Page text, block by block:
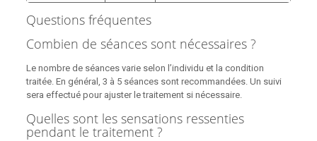
Questions fréquentes
Combien de séances sont nécessaires ?
Le nombre de séances varie selon l’individu et la condition
traitée. En général, 3 à 5 séances sont recommandées. Un suivi
sera effectué pour ajuster le traitement si nécessaire.
Quelles sont les sensations ressenties
pendant le traitement ?